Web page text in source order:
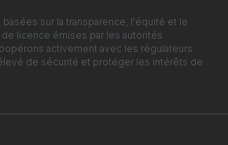
sur la transparence, l'équité et le
licence émises par les autorités
activement avec les régulateurs
de sécurité et protéger les intérêts de